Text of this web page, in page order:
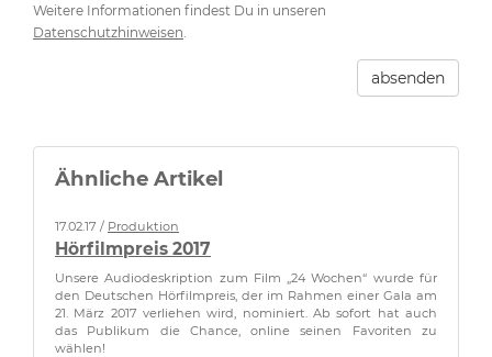
Weitere Informationen findest Du in unseren
Datenschutzhinweisen
absenden
Ähnliche Artikel
17.02.17 / Produktion
Hörfilmpreis 2017
Unsere Audiodeskription zum Film „24 Wochen“ wurde für
den Deutschen Hörfilmpreis, der im Rahmen einer Gala am
21. März 2017 verliehen wird, nominiert. Ab sofort hat auch
das Publikum die Chance, online seinen Favoriten zu
wählen!